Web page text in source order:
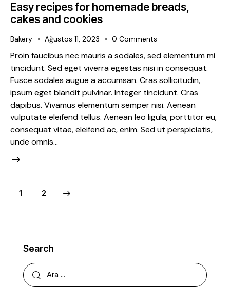
Easy recipes for homemade breads,
cakes and cookies
Bakery Ağustos 11, 2023 0 Comments
Proin faucibus nec mauris a sodales, sed elementum mi
tincidunt. Sed eget viverra egestas nisi in consequat.
Fusce sodales augue a accumsan. Cras sollicitudin,
ipsum eget blandit pulvinar. Integer tincidunt. Cras
dapibus. Vivamus elementum semper nisi. Aenean
vulputate eleifend tellus. Aenean leo ligula, porttitor eu,
consequat vitae, eleifend ac, enim. Sed ut perspiciatis,
unde omnis…
Yazı
Page
1 Page
2
Search
Arama: